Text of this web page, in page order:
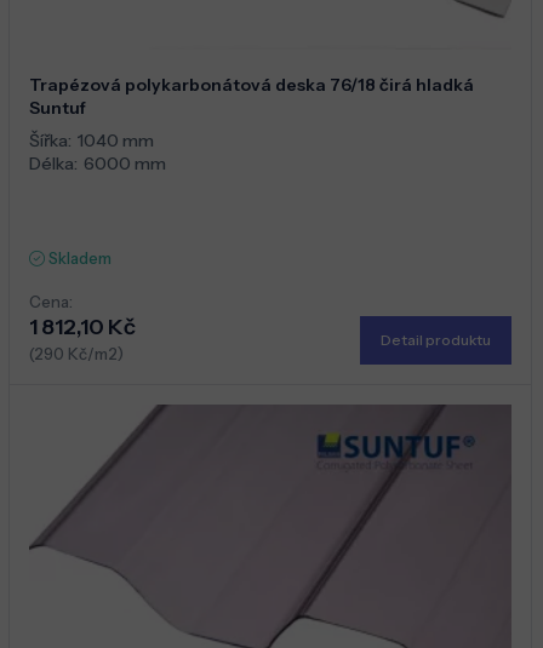
Trapézová polykarbonátová deska 76/18 čirá hladká
Suntuf
Šířka: 1040 mm
Délka: 6000 mm
Skladem
Cena:
1 812,10 Kč
(290 Kč/m2)
Detail produktu